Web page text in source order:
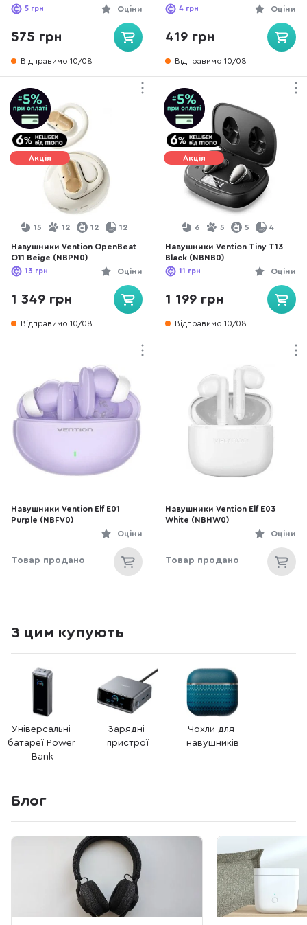
Оціни
5 грн
575 грн
Відправимо 10/08
Оціни
4 грн
419 грн
Відправимо 10/08
Акція
15 12 12 12
Навушники Vention OpenBeat
O11 Beige (NBPN0)
Оціни
13 грн
1 349 грн
Відправимо 10/08
Акція
6 5 5 4
Навушники Vention Tiny T13
Black (NBNB0)
Оціни
11 грн
1 199 грн
Відправимо 10/08
Навушники Vention Elf E01
Purple (NBFV0)
Оціни
Товар продано
Навушники Vention Elf E03
White (NBHW0)
Оціни
Товар продано
З цим купують
Універсальні
батареї Power
Bank
Зарядні
пристрої
Чохли для
навушників
Блог